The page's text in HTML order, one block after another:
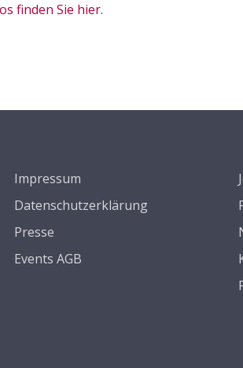
finden Sie hier.
Impressum
Datenschutzerklärung
Presse
Events AGB